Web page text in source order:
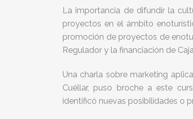
La importancia de difundir la
proyectos en el ámbito
promoción de proyectos de
Regulador y la financiación de
Una charla sobre marketing
Cuéllar, puso broche a este
identificó nuevas posibilidades o